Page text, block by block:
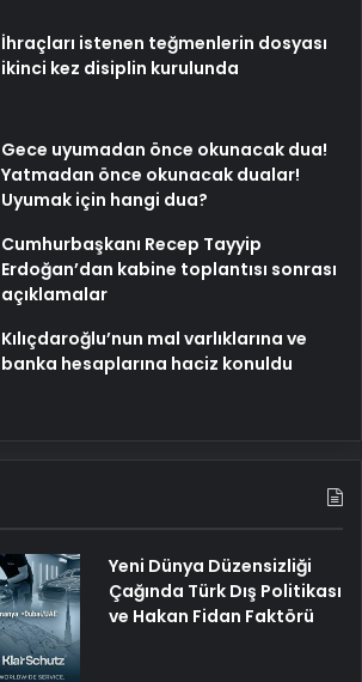
İhraçları istenen teğmenlerin dosyası
ikinci kez disiplin kurulunda
Gece uyumadan önce okunacak dua!
Yatmadan önce okunacak dualar!
Uyumak için hangi dua?
Cumhurbaşkanı Recep Tayyip
Erdoğan’dan kabine toplantısı sonrası
açıklamalar
Kılıçdaroğlu’nun mal varlıklarına ve
banka hesaplarına haciz konuldu
Yeni Dünya Düzensizliği
Çağında Türk Dış Politikası
ve Hakan Fidan Faktörü